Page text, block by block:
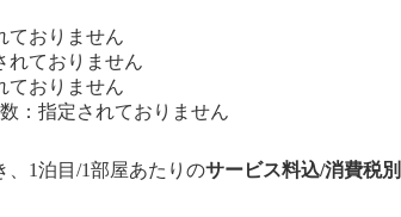
ておりません
れておりません
ておりません
：指定されておりません
1泊目/1部屋あたりのサービス料込/消費税別